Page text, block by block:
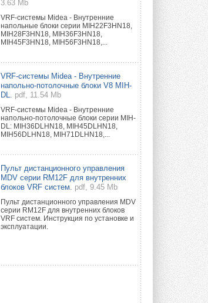
3.63 Mb
VRF-системы Midea - Внутренние
напольные блоки серии MIH22F3HN18,
MIH28F3HN18, MIH36F3HN18,
MIH45F3HN18, MIH56F3HN18,...
VRF-системы Midea - Внутренние
напольно-потолочные блоки V8 MIH-
DL.
pdf, 11.54 Mb
VRF-системы Midea - Внутренние
напольно-потолочные блоки серии MIH-
DL: MIH36DLHN18, MIH45DLHN18,
MIH56DLHN18, MIH71DLHN18,...
Пульт дистанционного управления
MDV серии RM12F для внутренних
блоков VRF систем.
pdf, 9.45 Mb
Пульт дистанционного управления MDV
серии RM12F для внутренних блоков
VRF систем. Инструкция по установке и
эксплуатации.